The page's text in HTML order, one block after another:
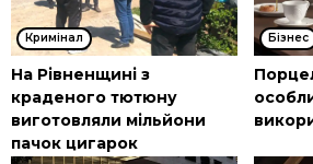
Кримінал
На Рівненщині з
краденого тютюну
виготовляли мільйони
пачок цигарок
Бізнес